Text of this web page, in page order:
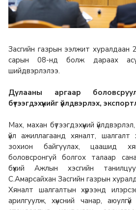
Засгийн газрын ээлжит хуралдаан
сарын 08-нд болж дараах
шийдвэрлэлээ.
Дулааны аргаар
бүтээгдэхүүнийг үйлдвэрлэх,
Мах, махан бүтээгдэхүүний
үйл ажиллагаанд хяналт,
зохион байгуулах, цаашид
боловсронгуй болгох талаар
бүхий Ажлын хэсгийн
С.Амарсайхан Засгийн газрын
Хяналт шалгалтын хүрээнд
арилгуулж, хүнсний чанар,